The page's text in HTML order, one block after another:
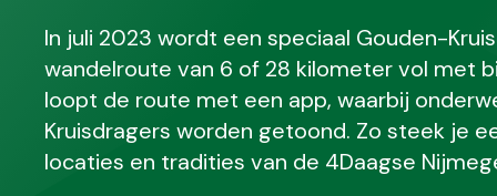
In juli 2023 wordt een speciaal Gouden-
wandelroute van 6 of 28 kilometer vol met
loopt de route met een app, waarbij
Kruisdragers worden getoond. Zo steek je
locaties en tradities van de 4Daagse